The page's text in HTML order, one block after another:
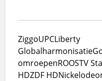
ZiggoUPCLiberty
Globalharmonisatie
omroepenROOSTV
HDZDF HD